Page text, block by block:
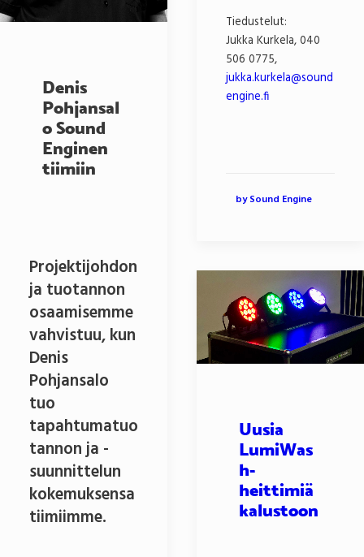
Tiedustelut:
Jukka Kurkela, 040
506 0775,
jukka.kurkela@sound
engine.fi
by Sound Engine
Denis
Pohjansal
o Sound
Enginen
tiimiin
Projektijohdon
ja tuotannon
osaamisemme
vahvistuu, kun
Denis
Pohjansalo
tuo
tapahtumatuo
tannon ja -
suunnittelun
kokemuksensa
tiimiimme.
Uusia
LumiWas
h-
heittimiä
kalustoon